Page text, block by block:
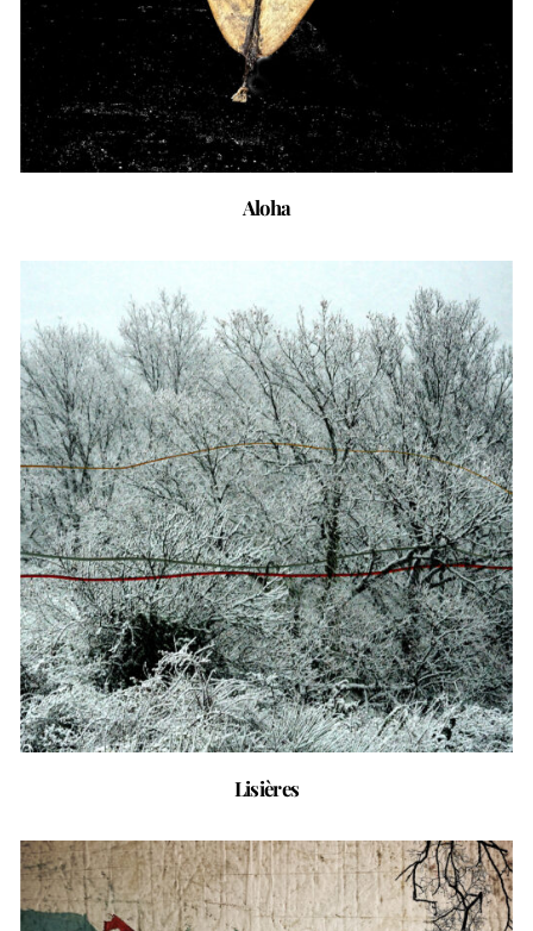
Aloha
Lisières